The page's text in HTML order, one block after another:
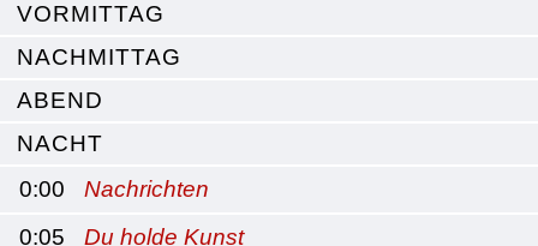
VORMITTAG
NACHMITTAG
ABEND
NACHT
0:00
Nachrichten
0:05
Du holde Kunst